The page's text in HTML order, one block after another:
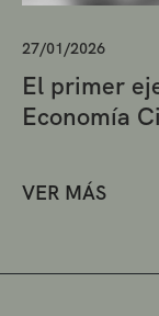
27/01/2026
El primer
Economía
VER MÁS